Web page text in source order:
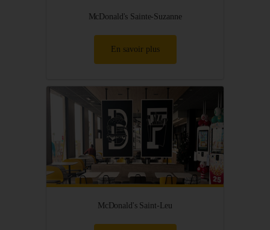
McDonald's Sainte-Suzanne
En savoir plus
McDonald's Saint-Leu